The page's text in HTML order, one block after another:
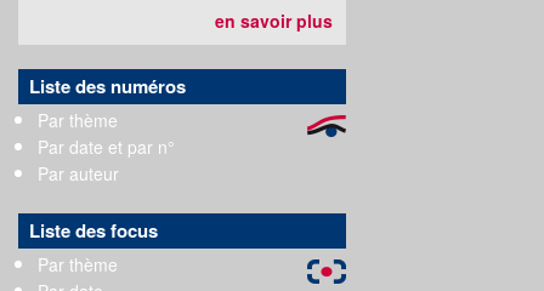
en savoir plus
Liste des numéros
Par thème
Par date et par n°
Par auteur
Liste des focus
Par thème